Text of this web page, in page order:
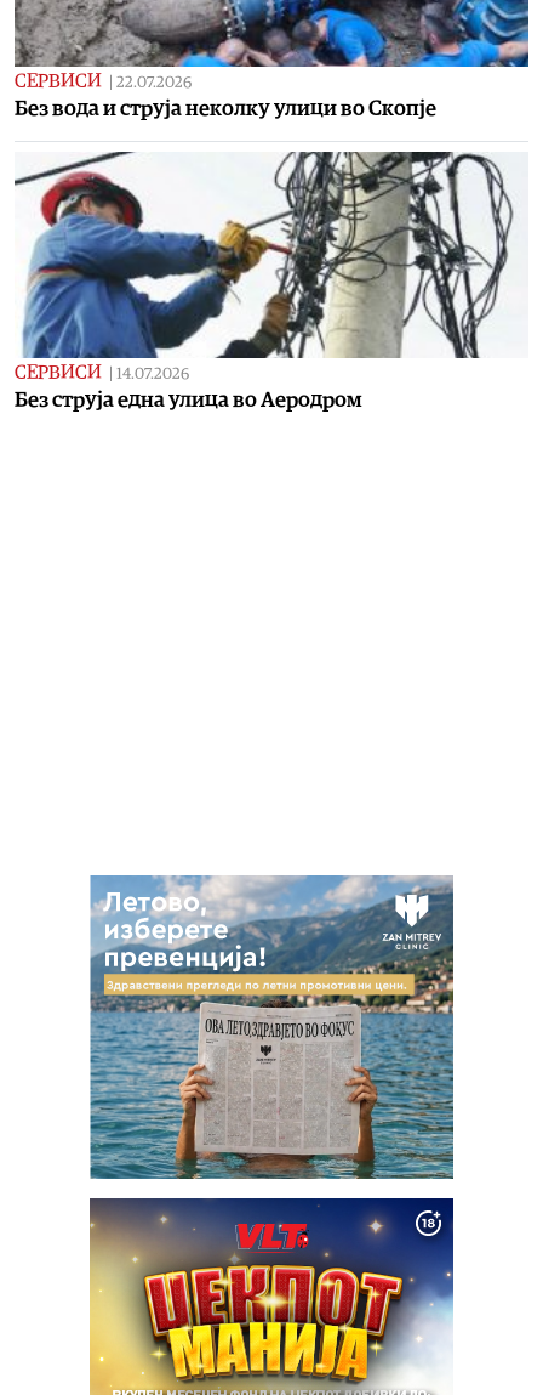
СЕРВИСИ | 22.07.2026
Без вода и струја неколку улици во Скопје
СЕРВИСИ | 14.07.2026
Без струја една улица во Аеродром